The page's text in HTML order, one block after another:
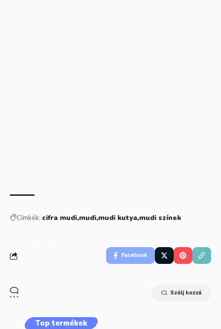
Címkék: cifra mudi mudi mudi kutya mudi színek
Facebook
Szólj hozzá
Top termékek